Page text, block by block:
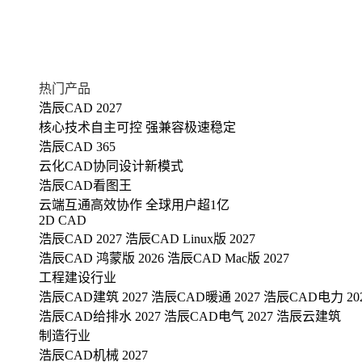
热门产品
浩辰CAD 2027
核心技术自主可控 强兼容极速稳定
浩辰CAD 365
云化CAD协同设计新模式
浩辰CAD看图王
云端互通高效协作 全球用户超1亿
2D CAD
浩辰CAD 2027 浩辰CAD Linux版 2027
浩辰CAD 鸿蒙版 2026 浩辰CAD Mac版 2027
工程建设行业
浩辰CAD建筑 2027 浩辰CAD暖通 2027 浩辰CAD电力
浩辰CAD给排水 2027 浩辰CAD电气 2027 浩辰云建筑
制造行业
浩辰CAD机械 2027